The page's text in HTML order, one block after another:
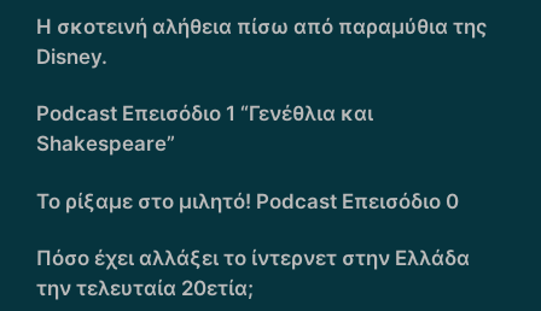
Η σκοτεινή αλήθεια πίσω από παραμύθια της
Disney.
Podcast Επεισόδιο 1 “Γενέθλια και
Shakespeare”
Το ρίξαμε στο μιλητό! Podcast Επεισόδιο 0
Πόσο έχει αλλάξει το ίντερνετ στην Ελλάδα
την τελευταία 20ετία;